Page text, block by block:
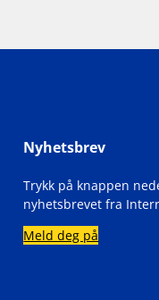
Nyhetsbrev
Trykk på knappen
nyhetsbrevet fra
Meld deg på